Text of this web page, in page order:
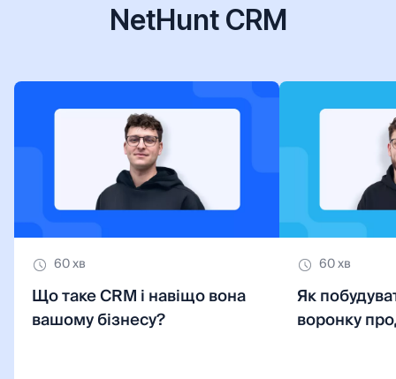
NetHunt CRM
60 хв
Що таке CRM і навіщо вона
вашому бізнесу?
60 хв
Як
воронку